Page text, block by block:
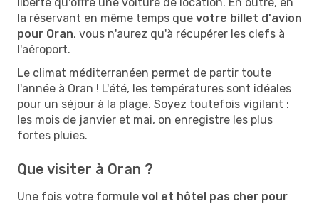
la réservant en même temps que votre billet d'avion
pour Oran, vous n'aurez qu'à récupérer les clefs à
l'aéroport.
Le climat méditerranéen permet de partir toute
l'année à Oran ! L'été, les températures sont idéales
pour un séjour à la plage. Soyez toutefois vigilant :
les mois de janvier et mai, on enregistre les plus
fortes pluies.
Que visiter à Oran ?
Une fois votre formule vol et hôtel pas cher pour